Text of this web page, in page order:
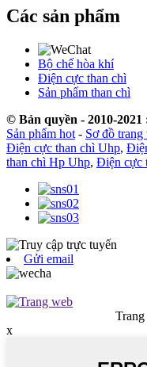
Các sản phẩm
Bộ chế hòa khí
Điện cực than chì
Sản phẩm than chì
© Bản quyền - 2010-
Sản phẩm hot - Sơ đồ trang
Điện cực than chì Uhp,
than chì Hp Uhp, Điện cực
Gửi email
x